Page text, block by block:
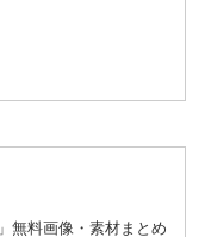
無料画像・素材まとめ